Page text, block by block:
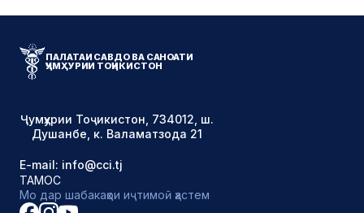
ПАЛАТАИ САВДО ВА САНОАТИ
ҶУМҲУРИИ ТОҶИКИСТОН
Ҷумҳурии Тоҷикистон, 734012, ш.
Душанбе, к. Валаматзода 21
E-mail: info@cci.tj
ТАМОС
Мо дар шабакаҳои иҷтимоӣ ҳастем